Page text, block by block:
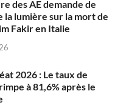
des AE demande de
la lumière sur la mort de
Fakir en Italie
2026 : Le taux de
à 81,6% après le